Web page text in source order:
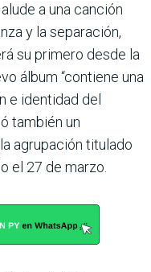
a una canción
y la separación,
su primero desde la
álbum “contiene una
e identidad del
también un
agrupación titulado
el 27 de marzo.